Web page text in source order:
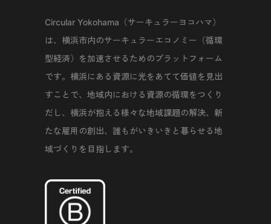
Circular Yokohama（サーキュラーヨコハマ）
は、横浜市内のサーキュラーエコノミー（循環
型経済）を加速させるためのプラットフォーム
です。横浜にある資源に光をあてて価値を見出
すことで、地域内における資源の循環をつくり
だし、横浜が抱える様々な地域課題の解決、新
たな雇用の創出、誰もがいきいきと暮らせる地
域づくりを目指します。